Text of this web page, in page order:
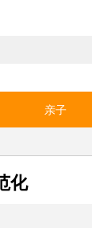
亲子
化